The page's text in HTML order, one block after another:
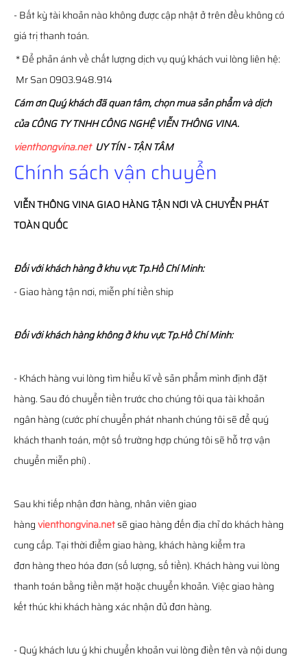
- Bất kỳ tài khoản nào không được cập nhật ở trên đều không có
giá trị thanh toán.
* Để phản ánh về chất lượng dịch vụ quý khách vui lòng liên hệ:
Mr San 0903.948.914
Cám ơn Quý khách đã quan tâm, chọn mua sản phẩm và dịch
của CÔNG TY TNHH CÔNG NGHỆ VIỄN THÔNG VINA.
vienthongvina.netUY TÍN - TẬN TÂM
Chính sách vận chuyển
VIỄN THÔNGVINAGIAO HÀNG TẬN NƠI VÀ CHUYỂN PHÁT
TOÀN QUỐC
Đối với khách hàng ở khu vực Tp.Hồ Chí Minh:
- Giao hàng tận nơi, miễn phí tiền ship
Đối với khách hàng không ở khu vực Tp.Hồ Chí Minh:
- Khách hàng vui lòng tìm hiểu kĩ về sản phẩm mình định đặt
hàng. Sau đó chuyển tiền trước cho chúng tôi qua tài khoản
ngân hàng (cước phí chuyển phát nhanh chúng tôi sẽ để quý
khách thanh toán, một số trường hợp chúng tôi sẽ hỗ trợ vận
chuyển miễn phí) .
Sau khi tiếp nhận đơn hàng, nhân viên giao
hàngvienthongvina.netsẽ giao hàng đến địa chỉ do khách hàng
cung cấp. Tại thời điểm giao hàng, khách hàng kiểm tra
đơn hàng theo hóa đơn (số lượng, số tiền). Khách hàng vui lòng
thanh toán bằng tiền mặt hoặc chuyển khoản. Việc giao hàng
kết thúc khi khách hàng xác nhận đủ đơn hàng.
- Quý khách lưu ý khi chuyển khoản vui lòng điền tên và nội dung